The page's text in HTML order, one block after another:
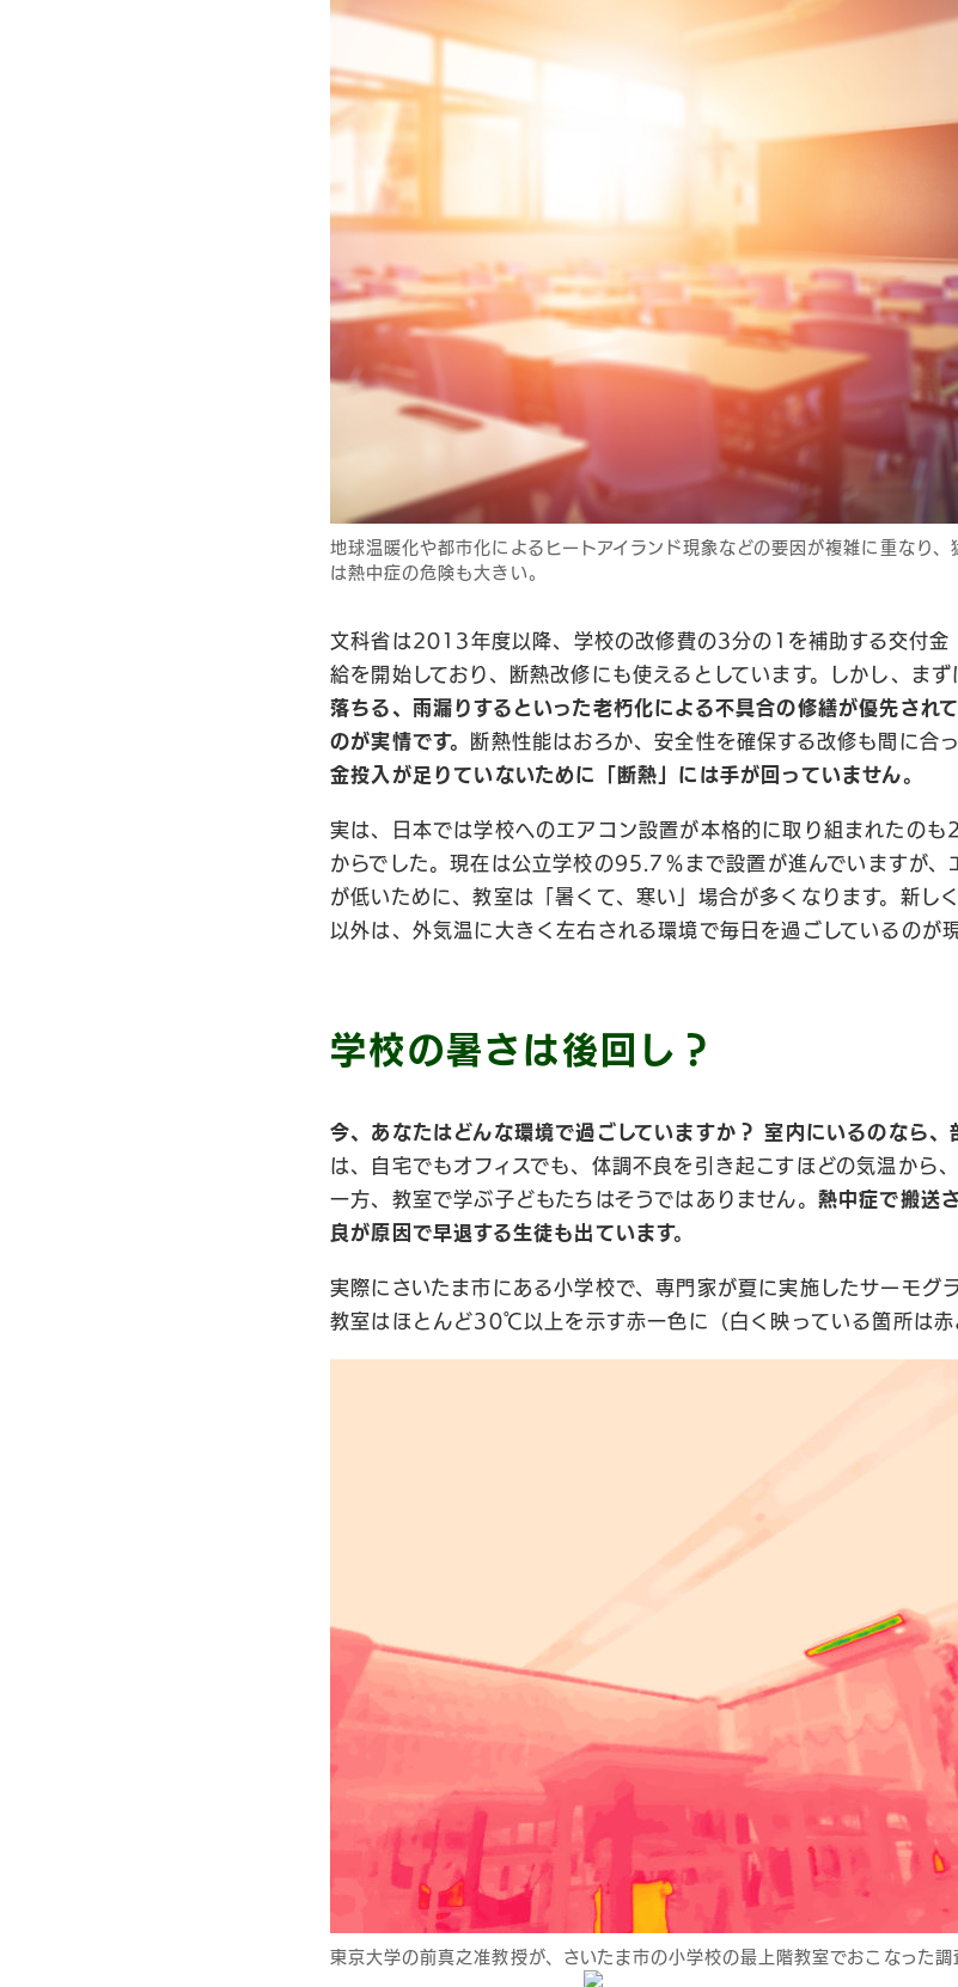
地球温暖化や都市化によるヒートアイランド現象などの要因が複雑に重なり
は熱中症の危険も大きい。
文科省は2013年度以降、学校の改修費の3分の1を補助する交付金
給を開始しており、断熱改修にも使えるとしています。しかし、ま
落ちる、雨漏りするといった老朽化による不具合の修繕が優先され
のが実情です。 断熱性能はおろか、安全性を確保する改修も間に合っ
金投入が足りていないために「断熱」には手が回っていません。
実は、日本では学校へのエアコン設置が本格的に取り組まれたの
からでした。現在は公立学校の95.7％まで設置が進んでいますが、
が低いために、教室は「暑くて、寒い」場合が多くなります。新し
以外は、外気温に大きく左右される環境で毎日を過ごしているのが現
学校の暑さは後回し？
今、あなたはどんな環境で過ごしていますか？ 室内にいるのなら
は、自宅でもオフィスでも、体調不良を引き起こすほどの気温から
一方、教室で学ぶ子どもたちはそうではありません。 熱中症で搬送
良が原因で早退する生徒も出ています。
実際にさいたま市にある小学校で、専門家が夏に実施したサーモグ
教室はほとんど30℃以上を示す赤一色に（白く映っている箇所は赤
東京大学の前真之准教授が、さいたま市の小学校の最上階教室でおこなった